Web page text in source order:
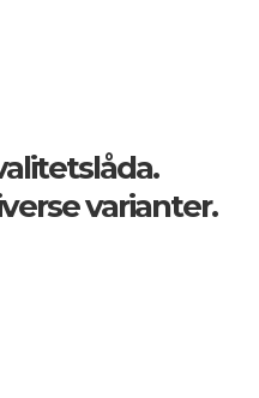
varianter.